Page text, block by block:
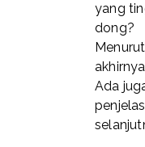
yang
dong?
Ada